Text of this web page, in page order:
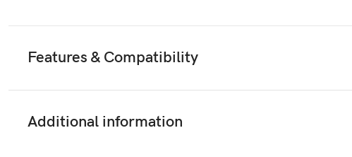
Features & Compatibility
Additional information